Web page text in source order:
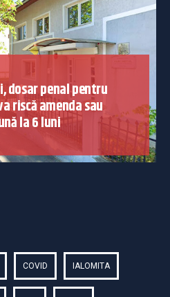
dosar penal pentru
riscă amenda sau
la 6 luni
COVID IALOMITA